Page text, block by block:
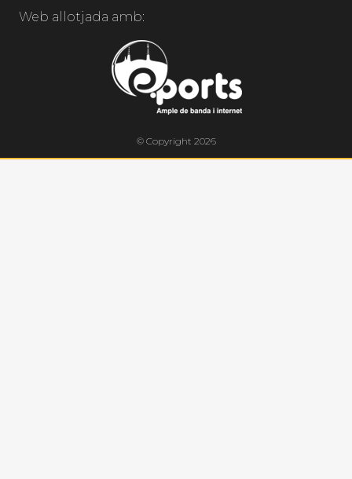
Web allotjada amb:
© Copyright 2026